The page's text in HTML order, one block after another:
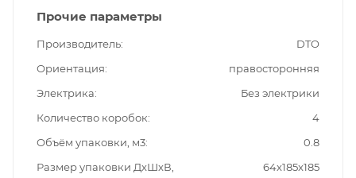
Прочие параметры
Производитель
DTO
Ориентация
правосторонняя
Электрика
Без электрики
Количество коробок
4
Объём упаковки, м3
0.8
Размер упаковки ДxШxВ,
64x185x185